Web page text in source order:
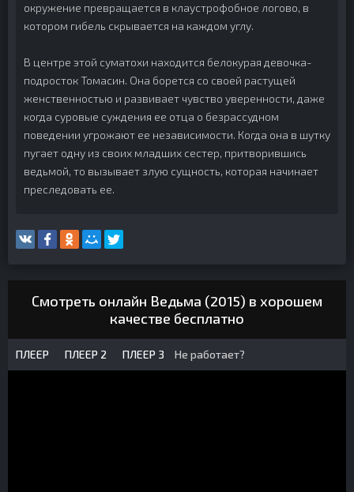
окружение превращается в клаустрофобное логово, в
котором гибель скрывается на каждом углу.
В центре этой суматохи находится белокурая девочка-
подросток Томасин. Она борется со своей растущей
женственностью и развивает чувство уверенности, даже
когда суровые суждения ее отца о безрассудном
поведении угрожают ее независимости. Когда она в шутку
пугает одну из своих младших сестер, притворившись
ведьмой, то вызывает злую сущность, которая начинает
преследовать ее.
Смотреть онлайн Ведьма (2015) в хорошем
качестве бесплатно
ПЛЕЕР ПЛЕЕР 2 ПЛЕЕР 3 Не работает?